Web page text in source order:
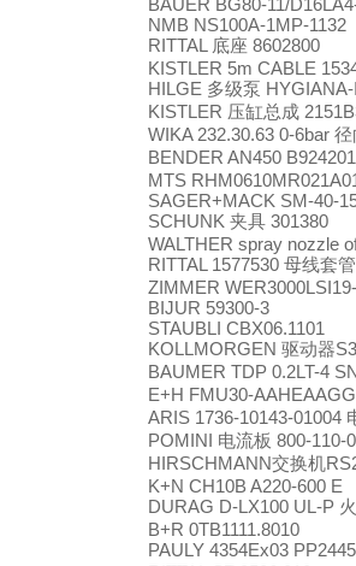
BAUER BG80-11/
NMB NS100A-1MP-1132
RITTAL
底座 8602800
KISTLER 5m CABLE
HILGE 多级泵
KISTLER 压缸总成
WIKA 232.30.63 0-6bar 径
BENDER AN450
MTS
SAGER+MACK SM-40-
SCHUNK 夹具 301380
WALTHER spray nozzle
RITTAL 1577530 母线套管
ZIMMER
BIJUR 59300-3
STAUBLI CBX06.1101
KOLLMORGEN 驱动器
BAUMER TDP 0.2LT-4
E+H FMU30-
ARIS 1736-10143-01004
POMINI 电流板 800-110-
HIRSCHMANN交换机
K+N CH10B A220-600 E
DURAG D-LX100 UL-P
B+R 0TB1111.8010
PAULY 4354Ex03